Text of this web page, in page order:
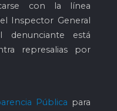
con la línea
Inspector General
denunciante está
represalias por
Pública para